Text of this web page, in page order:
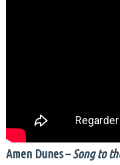
Amen Dunes –Song to